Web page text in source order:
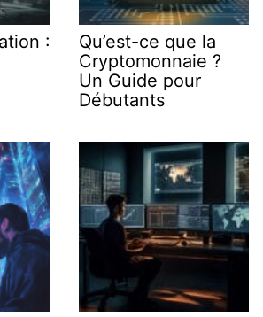
:
Qu’est-ce que la
Cryptomonnaie ?
Un Guide pour
Débutants